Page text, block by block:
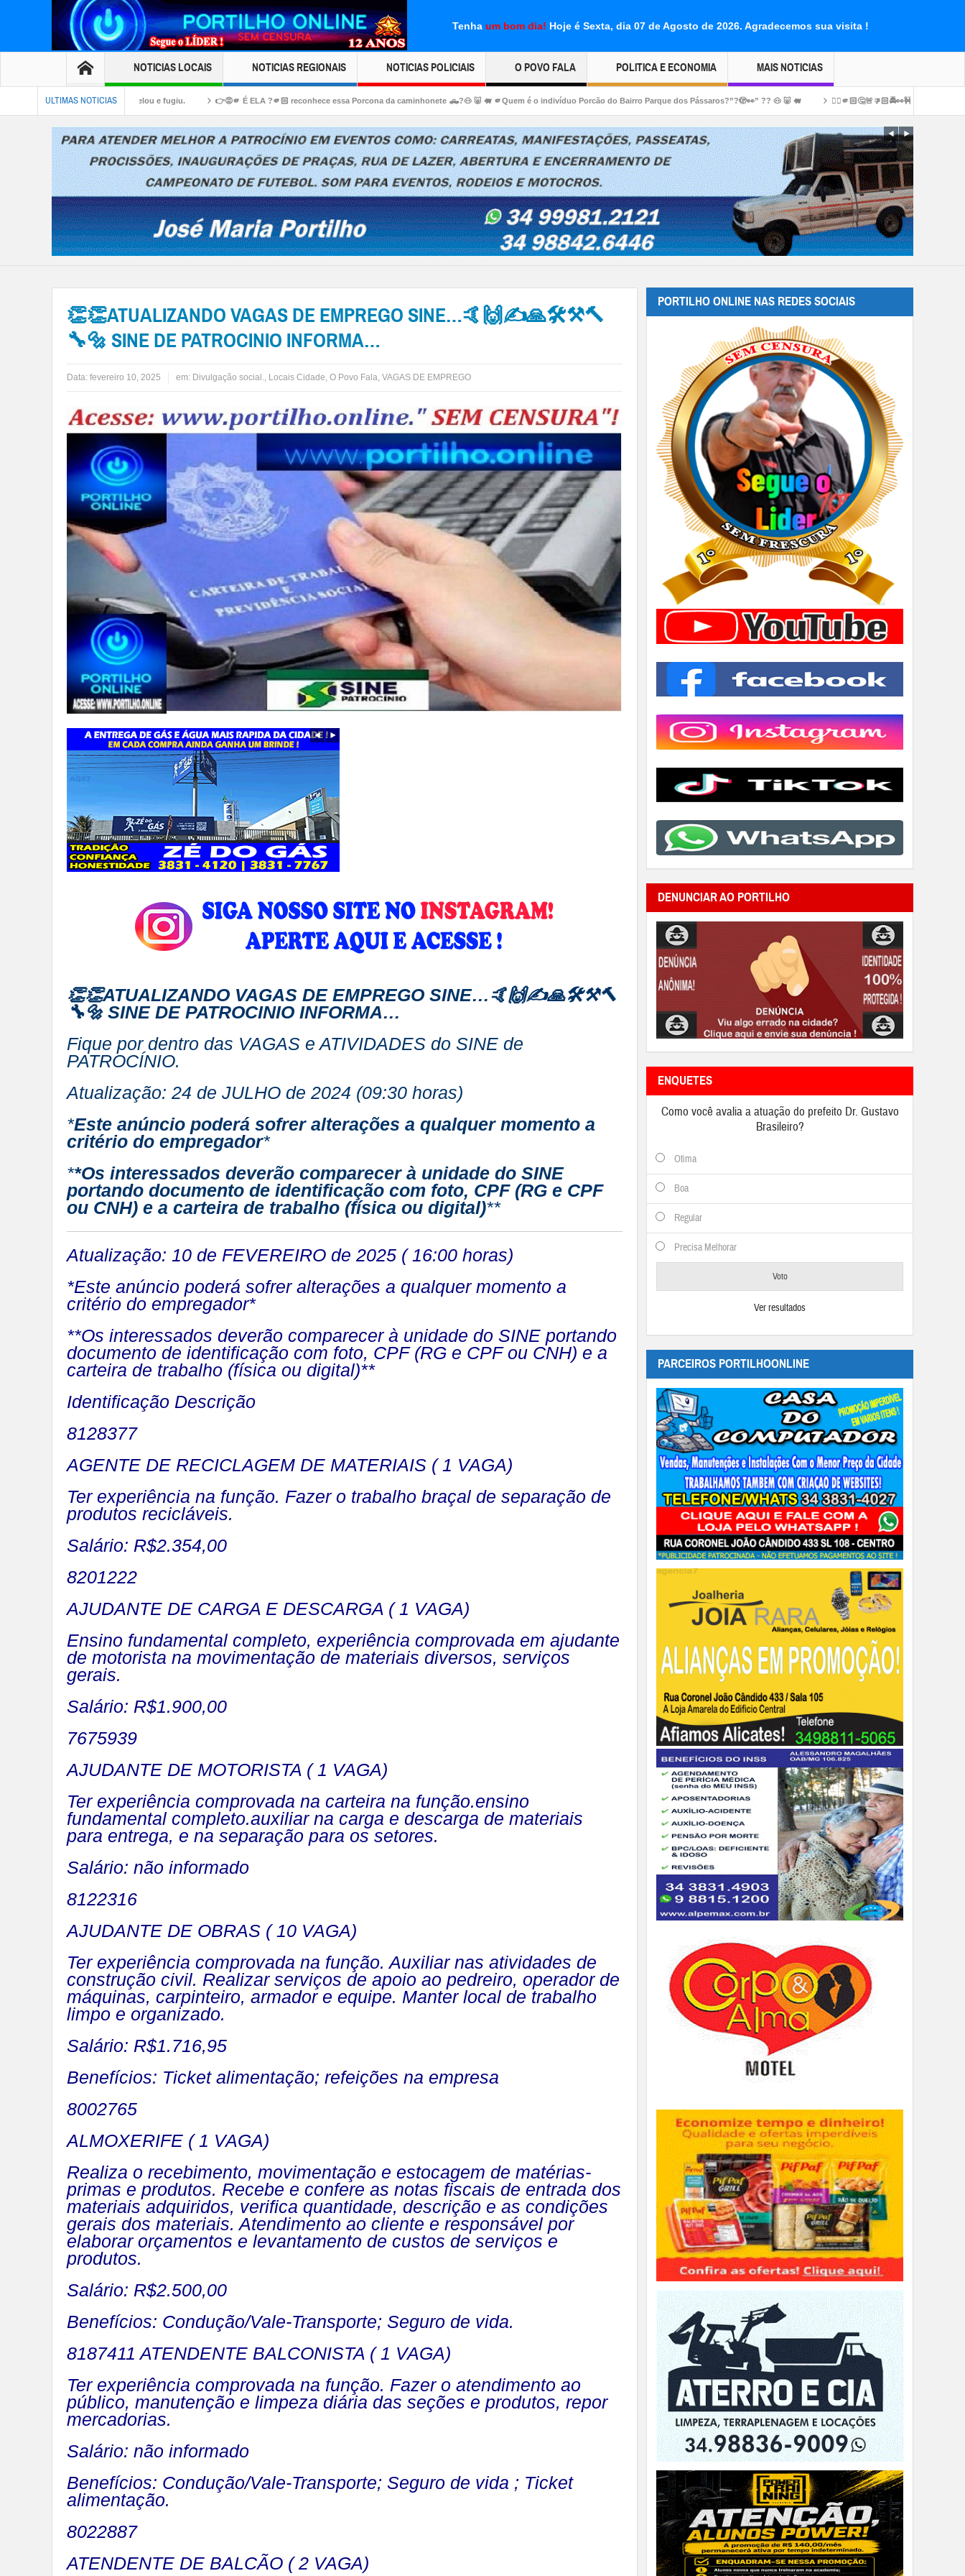
Tenha um bom dia! Hoje é Sexta, dia 07 de Agosto de 2026. Agradecemos sua visita !
NOTICIAS LOCAIS NOTICIAS REGIONAIS NOTICIAS POLICIAIS O POVO FALA POLITICA E ECONOMIA MAIS NOTICIAS
ULTIMAS NOTICIAS
o valentão atropelou e fugiu. 👉😡🫵 É ELA ?🫵🏻 reconhece essa Porcona da caminhonete 🛻?🐽 🐷 🐖 🫵Quem é o indivíduo Porcão do Bairro Parque dos Pássaros?”?🫣👀” ?? 🐽 🐷 🐖 👉🏻🫵🏻🤔🚨👎🏻🚔👀🚧🛑🚏🚦 Portilho Posta ai para
publica 🚔 🚓 🫵🏻 🚨 estádio 🏟️ Julio Aguiar teve todas as fiações roubadas
👏👏ATUALIZANDO VAGAS DE EMPREGO SINE…🤙🙌✍🙏🛠⚒🔨
🔧🔩 SINE DE PATROCINIO INFORMA…
Data: fevereiro 10, 2025 em: Divulgação social., Locais Cidade, O Povo Fala, VAGAS DE EMPREGO
👏👏ATUALIZANDO VAGAS DE EMPREGO SINE…🤙🙌✍🙏🛠⚒🔨
🔧🔩 SINE DE PATROCINIO INFORMA…
Fique por dentro das VAGAS e ATIVIDADES do SINE de
PATROCÍNIO.
Atualização: 24 de JULHO de 2024 (09:30 horas)
*Este anúncio poderá sofrer alterações a qualquer momento a
critério do empregador*
**Os interessados deverão comparecer à unidade do SINE
portando documento de identificação com foto, CPF (RG e CPF
ou CNH) e a carteira de trabalho (física ou digital)**
Atualização: 10 de FEVEREIRO de 2025 ( 16:00 horas)
*Este anúncio poderá sofrer alterações a qualquer momento a
critério do empregador*
**Os interessados deverão comparecer à unidade do SINE portando
documento de identificação com foto, CPF (RG e CPF ou CNH) e a
carteira de trabalho (física ou digital)**
Identificação Descrição
8128377
AGENTE DE RECICLAGEM DE MATERIAIS ( 1 VAGA)
Ter experiência na função. Fazer o trabalho braçal de separação de
produtos recicláveis.
Salário: R$2.354,00
8201222
AJUDANTE DE CARGA E DESCARGA ( 1 VAGA)
Ensino fundamental completo, experiência comprovada em ajudante
de motorista na movimentação de materiais diversos, serviços
gerais.
Salário: R$1.900,00
7675939
AJUDANTE DE MOTORISTA ( 1 VAGA)
Ter experiência comprovada na carteira na função.ensino
fundamental completo.auxiliar na carga e descarga de materiais
para entrega, e na separação para os setores.
Salário: não informado
8122316
AJUDANTE DE OBRAS ( 10 VAGA)
Ter experiência comprovada na função. Auxiliar nas atividades de
construção civil. Realizar serviços de apoio ao pedreiro, operador de
máquinas, carpinteiro, armador e equipe. Manter local de trabalho
limpo e organizado.
Salário: R$1.716,95
Benefícios: Ticket alimentação; refeições na empresa
8002765
ALMOXERIFE ( 1 VAGA)
Realiza o recebimento, movimentação e estocagem de matérias-
primas e produtos. Recebe e confere as notas fiscais de entrada dos
materiais adquiridos, verifica quantidade, descrição e as condições
gerais dos materiais. Atendimento ao cliente e responsável por
elaborar orçamentos e levantamento de custos de serviços e
produtos.
Salário: R$2.500,00
Benefícios: Condução/Vale-Transporte; Seguro de vida.
8187411 ATENDENTE BALCONISTA ( 1 VAGA)
Ter experiência comprovada na função. Fazer o atendimento ao
público, manutenção e limpeza diária das seções e produtos, repor
mercadorias.
Salário: não informado
Benefícios: Condução/Vale-Transporte; Seguro de vida ; Ticket
alimentação.
8022887
ATENDENTE DE BALCÃO ( 2 VAGA)
PORTILHO ONLINE NAS REDES SOCIAIS
DENUNCIAR AO PORTILHO
ENQUETES
Como você avalia a atuação do prefeito Dr. Gustavo
Brasileiro?
Otima
Boa
Regular
Precisa Melhorar
Ver resultados
PARCEIROS PORTILHOONLINE